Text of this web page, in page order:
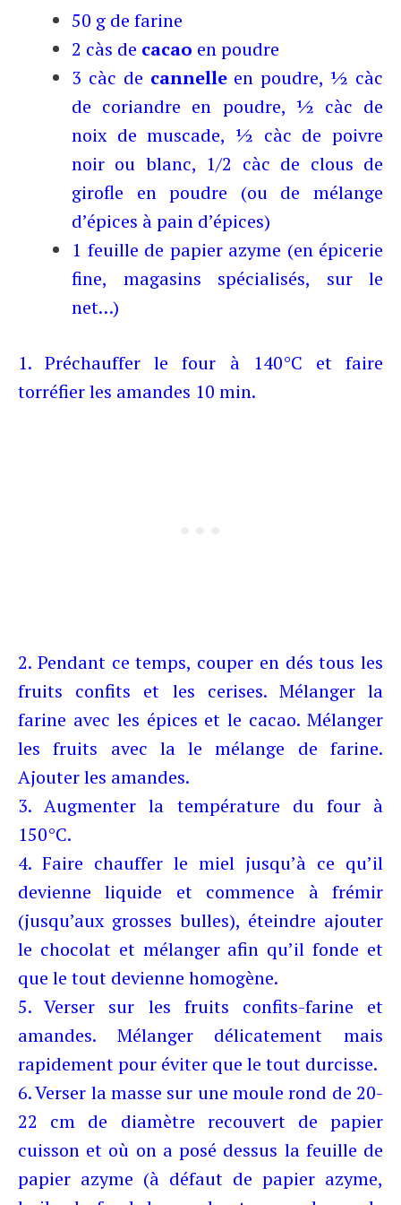
50 g de farine
2 càs de cacao en poudre
3 càc de cannelleen poudre, ½ càc
de coriandre en poudre, ½ càc de
noix de muscade, ½ càc de poivre
noir ou blanc, 1/2 càc de clous de
girofle en poudre (ou de mélange
d’épices à pain d’épices)
1 feuille de papier azyme (en épicerie
fine, magasins spécialisés, sur le
net…)
1. Préchauffer le four à 140°C et faire
torréfier les amandes 10 min.
2. Pendant ce temps, couper en dés tous les
fruits confits et les cerises. Mélanger la
farine avec les épices et le cacao. Mélanger
les fruits avec la le mélange de farine.
Ajouter les amandes.
3. Augmenter la température du four à
150°C.
4. Faire chauffer le miel jusqu’à ce qu’il
devienne liquide et commence à frémir
(jusqu’aux grosses bulles), éteindre ajouter
le chocolat et mélanger afin qu’il fonde et
que le tout devienne homogène.
5. Verser sur les fruits confits-farine et
amandes. Mélanger délicatement mais
rapidement pour éviter que le tout durcisse.
6. Verser la masse sur une moule rond de 20-
22 cm de diamètre recouvert de papier
cuisson et où on a posé dessus la feuille de
papier azyme (à défaut de papier azyme,